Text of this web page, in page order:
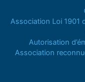
Association Loi 1901
Autorisation
Association